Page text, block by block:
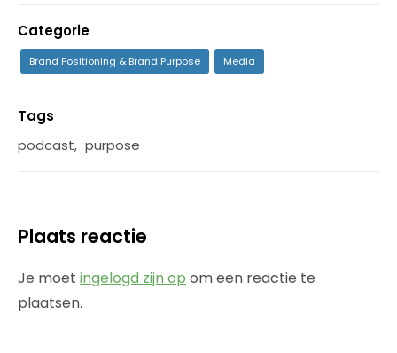
Categorie
Brand Positioning & Brand Purpose Media
Tags
podcast, purpose
Plaats reactie
Je moet ingelogd zijn op om een reactie te
plaatsen.